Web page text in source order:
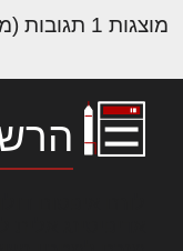
מוצגות 1 תגובות (מתוך 1 סה״כ)